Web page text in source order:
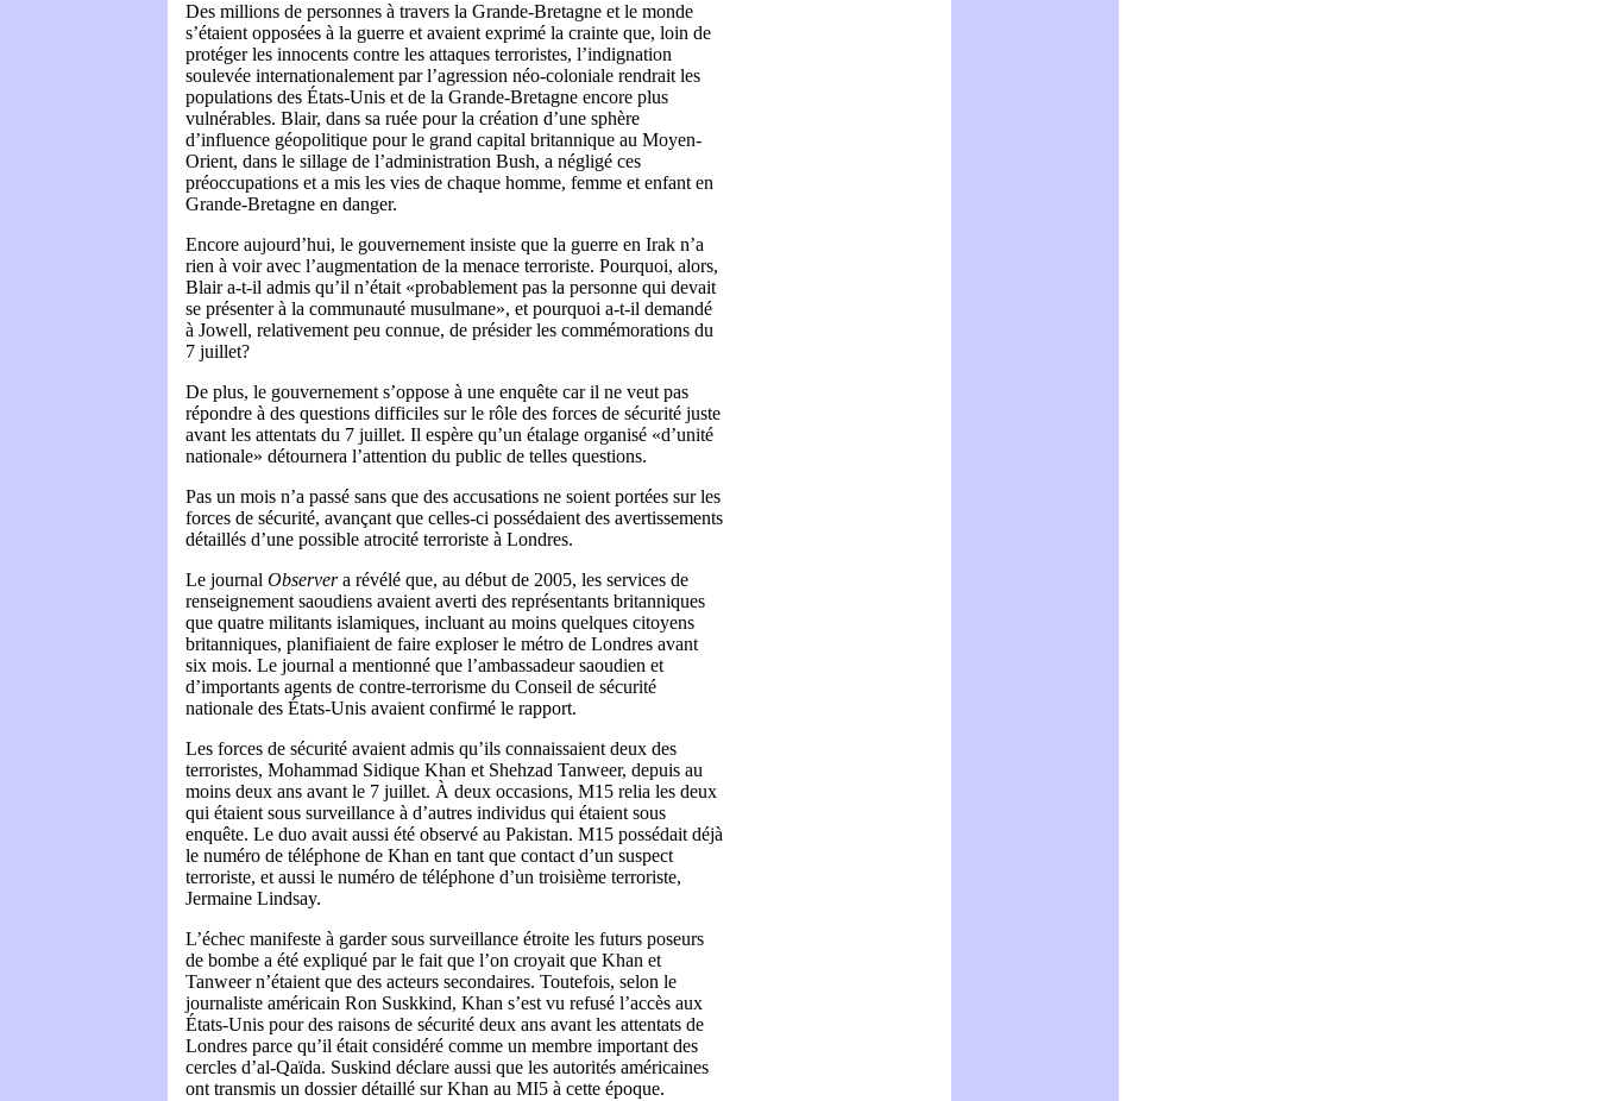
Des millions de personnes à travers la Grande-Bretagne et le monde
s’étaient opposées à la guerre et avaient exprimé la crainte que, loin de
protéger les innocents contre les attaques terroristes, l’indignation
soulevée internationalement par l’agression néo-coloniale rendrait les
populations des États-Unis et de la Grande-Bretagne encore plus
vulnérables. Blair, dans sa ruée pour la création d’une sphère
d’influence géopolitique pour le grand capital britannique au Moyen-
Orient, dans le sillage de l’administration Bush, a négligé ces
préoccupations et a mis les vies de chaque homme, femme et enfant en
Grande-Bretagne en danger.
Encore aujourd’hui, le gouvernement insiste que la guerre en Irak n’a
rien à voir avec l’augmentation de la menace terroriste. Pourquoi, alors,
Blair a-t-il admis qu’il n’était «probablement pas la personne qui devait
se présenter à la communauté musulmane», et pourquoi a-t-il demandé
à Jowell, relativement peu connue, de présider les commémorations du
7 juillet?
De plus, le gouvernement s’oppose à une enquête car il ne veut pas
répondre à des questions difficiles sur le rôle des forces de sécurité juste
avant les attentats du 7 juillet. Il espère qu’un étalage organisé «d’unité
nationale» détournera l’attention du public de telles questions.
Pas un mois n’a passé sans que des accusations ne soient portées sur les
forces de sécurité, avançant que celles-ci possédaient des avertissements
détaillés d’une possible atrocité terroriste à Londres.
Le journal Observera révélé que, au début de 2005, les services de
renseignement saoudiens avaient averti des représentants britanniques
que quatre militants islamiques, incluant au moins quelques citoyens
britanniques, planifiaient de faire exploser le métro de Londres avant
six mois. Le journal a mentionné que l’ambassadeur saoudien et
d’importants agents de contre-terrorisme du Conseil de sécurité
nationale des États-Unis avaient confirmé le rapport.
Les forces de sécurité avaient admis qu’ils connaissaient deux des
terroristes, Mohammad Sidique Khan et Shehzad Tanweer, depuis au
moins deux ans avant le 7 juillet. À deux occasions, M15 relia les deux
qui étaient sous surveillance à d’autres individus qui étaient sous
enquête. Le duo avait aussi été observé au Pakistan. M15 possédait déjà
le numéro de téléphone de Khan en tant que contact d’un suspect
terroriste, et aussi le numéro de téléphone d’un troisième terroriste,
Jermaine Lindsay.
L’échec manifeste à garder sous surveillance étroite les futurs poseurs
de bombe a été expliqué par le fait que l’on croyait que Khan et
Tanweer n’étaient que des acteurs secondaires. Toutefois, selon le
journaliste américain Ron Suskkind, Khan s’est vu refusé l’accès aux
États-Unis pour des raisons de sécurité deux ans avant les attentats de
Londres parce qu’il était considéré comme un membre important des
cercles d’al-Qaïda. Suskind déclare aussi que les autorités américaines
ont transmis un dossier détaillé sur Khan au MI5 à cette époque.